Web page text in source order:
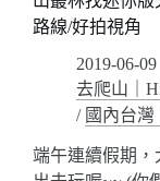
路線/好拍視角
2019-06-09
去爬山｜
/ 國內台灣
端午連續假期，